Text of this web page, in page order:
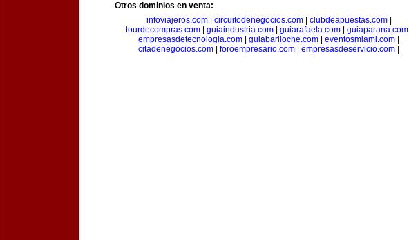
Otros dominios en venta:
infoviajeros.com| circuitodenegocios.com| clubdeapuestas.com|
tourdecompras.com| guiaindustria.com| guiarafaela.com| guiaparana.com|
empresasdetecnologia.com
guiabariloche.com eventosmiami.com
citadenegocios.com
foroempresario.com empresasdeservicio.com